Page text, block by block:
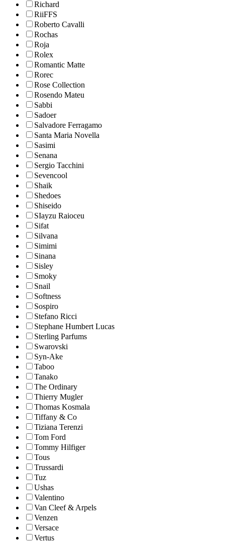
Richard
RiiFFS
Roberto Cavalli
Rochas
Roja
Rolex
Romantic Matte
Rorec
Rose Collection
Rosendo Mateu
Sabbi
Sadoer
Salvadore Ferragamo
Santa Maria Novella
Sasimi
Senana
Sergio Tacchini
Sevencool
Shaik
Shedoes
Shiseido
SIayzu Raioceu
Sifat
Silvana
Simimi
Sinana
Sisley
Smoky
Snail
Softness
Sospiro
Stefano Ricci
Stephane Humbert Lucas
Sterling Parfums
Swarovski
Syn-Ake
Taboo
Tanako
The Ordinary
Thierry Mugler
Thomas Kosmala
Tiffany & Co
Tiziana Terenzi
Tom Ford
Tommy Hilfiger
Tous
Trussardi
Tuz
Ushas
Valentino
Van Cleef & Arpels
Venzen
Versace
Vertus